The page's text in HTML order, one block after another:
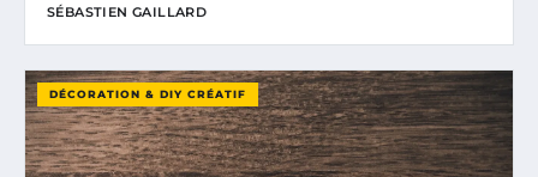
SÉBASTIEN GAILLARD
DÉCORATION & DIY CRÉATIF